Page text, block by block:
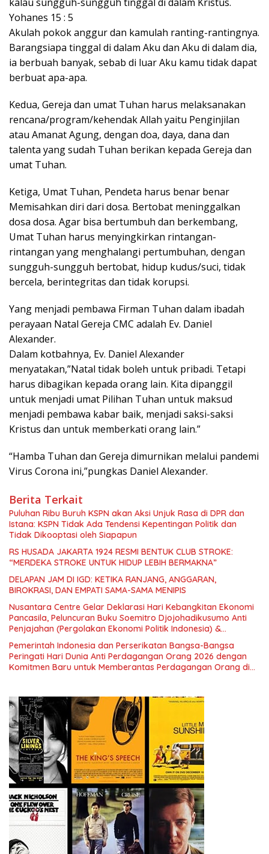
Yohanes 15 : 5
Akulah pokok anggur dan kamulah ranting-rantingnya.
Barangsiapa tinggal di dalam Aku dan Aku di dalam dia,
ia berbuah banyak, sebab di luar Aku kamu tidak dapat
berbuat apa-apa.
Kedua, Gereja dan umat Tuhan harus melaksanakan
rencana/program/kehendak Allah yaitu Penginjilan
atau Amanat Agung, dengan doa, daya, dana dan
talenta yang sudah Tuhan berikan kepada Gereja dan
umat Tuhan.
Ketiga, Umat Tuhan, Pendeta harus benar benar
Memisahkan diri dari dosa. Bertobat meninggalkan
dosa dosa. Agar bisa bertumbuh dan berkembang,
Umat Tuhan harus menyingkirkan rintangan-
rintangan yang menghalangi pertumbuhan, dengan
sungguh-sungguh bertobat, hidup kudus/suci, tidak
bercela, berintegritas dan tidak korupsi.
Yang menjadi pembawa Firman Tuhan dalam ibadah
perayaan Natal Gereja CMC adalah Ev. Daniel
Alexander.
Dalam kotbahnya, Ev. Daniel Alexander
menyatakan,”Natal tidak boleh untuk pribadi. Tetapi
harus dibagikan kepada orang lain. Kita dipanggil
untuk menjadi umat Pilihan Tuhan untuk maksud
menjadi pembawa kabar baik, menjadi saksi-saksi
Kristus dan untuk memberkati orang lain.”
“Hamba Tuhan dan Gereja dimurnikan melalui pandemi
Virus Corona ini,”pungkas Daniel Alexander.
Berita Terkait
Puluhan Ribu Buruh KSPN akan Aksi Unjuk Rasa di DPR dan
Istana: KSPN Tidak Ada Tendensi Kepentingan Politik dan
Tidak Dikooptasi oleh Siapapun
RS HUSADA JAKARTA 1924 RESMI BENTUK CLUB STROKE:
“MERDEKA STROKE UNTUK HIDUP LEBIH BERMAKNA”
DELAPAN JAM DI IGD: KETIKA RANJANG, ANGGARAN,
BIROKRASI, DAN EMPATI SAMA-SAMA MENIPIS
Nusantara Centre Gelar Deklarasi Hari Kebangkitan Ekonomi
Pancasila, Peluncuran Buku Soemitro Djojohadikusumo Anti
Penjajahan (Pergolakan Ekonomi Politik Indonesia) &
Simposium Nasional “Urgensi Undang-Undang Perekonomian
Nasional dan Kesejahteraan Sosial dalam Menata Bangsa
Menuju Indonesia Emas 2045”,
Pemerintah Indonesia dan Perserikatan Bangsa-Bangsa
Peringati Hari Dunia Anti Perdagangan Orang 2026 dengan
Komitmen Baru untuk Memberantas Perdagangan Orang di